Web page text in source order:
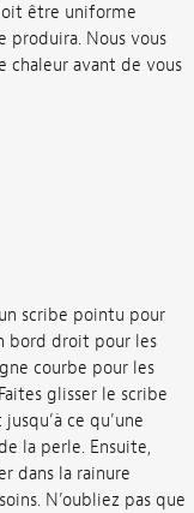
être uniforme
produira. Nous vous
chaleur avant de vous
scribe pointu pour
bord droit pour les
courbe pour les
glisser le scribe
ce qu’une
la perle. Ensuite,
dans la rainure
N’oubliez pas que